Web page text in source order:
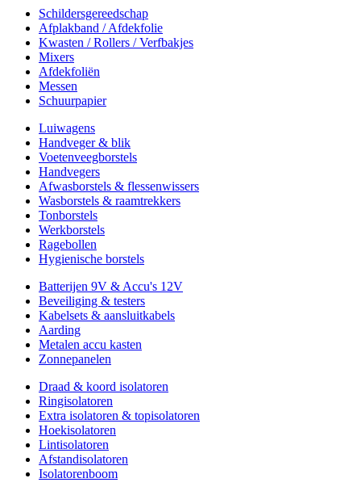
Schildersgereedschap
Afplakband / Afdekfolie
Kwasten / Rollers / Verfbakjes
Mixers
Afdekfoliën
Messen
Schuurpapier
Luiwagens
Handveger & blik
Voetenveegborstels
Handvegers
Afwasborstels & flessenwissers
Wasborstels & raamtrekkers
Tonborstels
Werkborstels
Ragebollen
Hygienische borstels
Batterijen 9V & Accu's 12V
Beveiliging & testers
Kabelsets & aansluitkabels
Aarding
Metalen accu kasten
Zonnepanelen
Draad & koord isolatoren
Ringisolatoren
Extra isolatoren & topisolatoren
Hoekisolatoren
Lintisolatoren
Afstandisolatoren
Isolatorenboom